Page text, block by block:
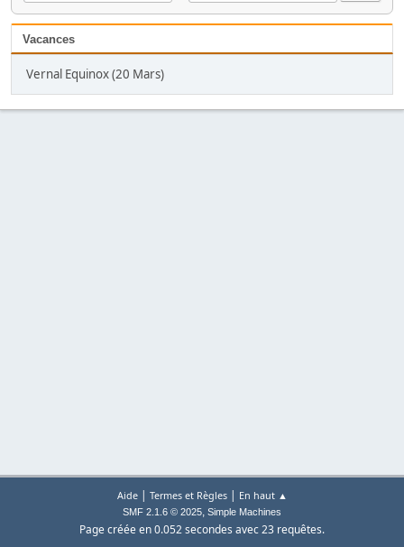
Vacances
Vernal Equinox (20 Mars)
Aide| Termes et Règles| En haut ▲
SMF 2.1.6 © 2025, Simple Machines
Page créée en 0.052 secondes avec 23 requêtes.